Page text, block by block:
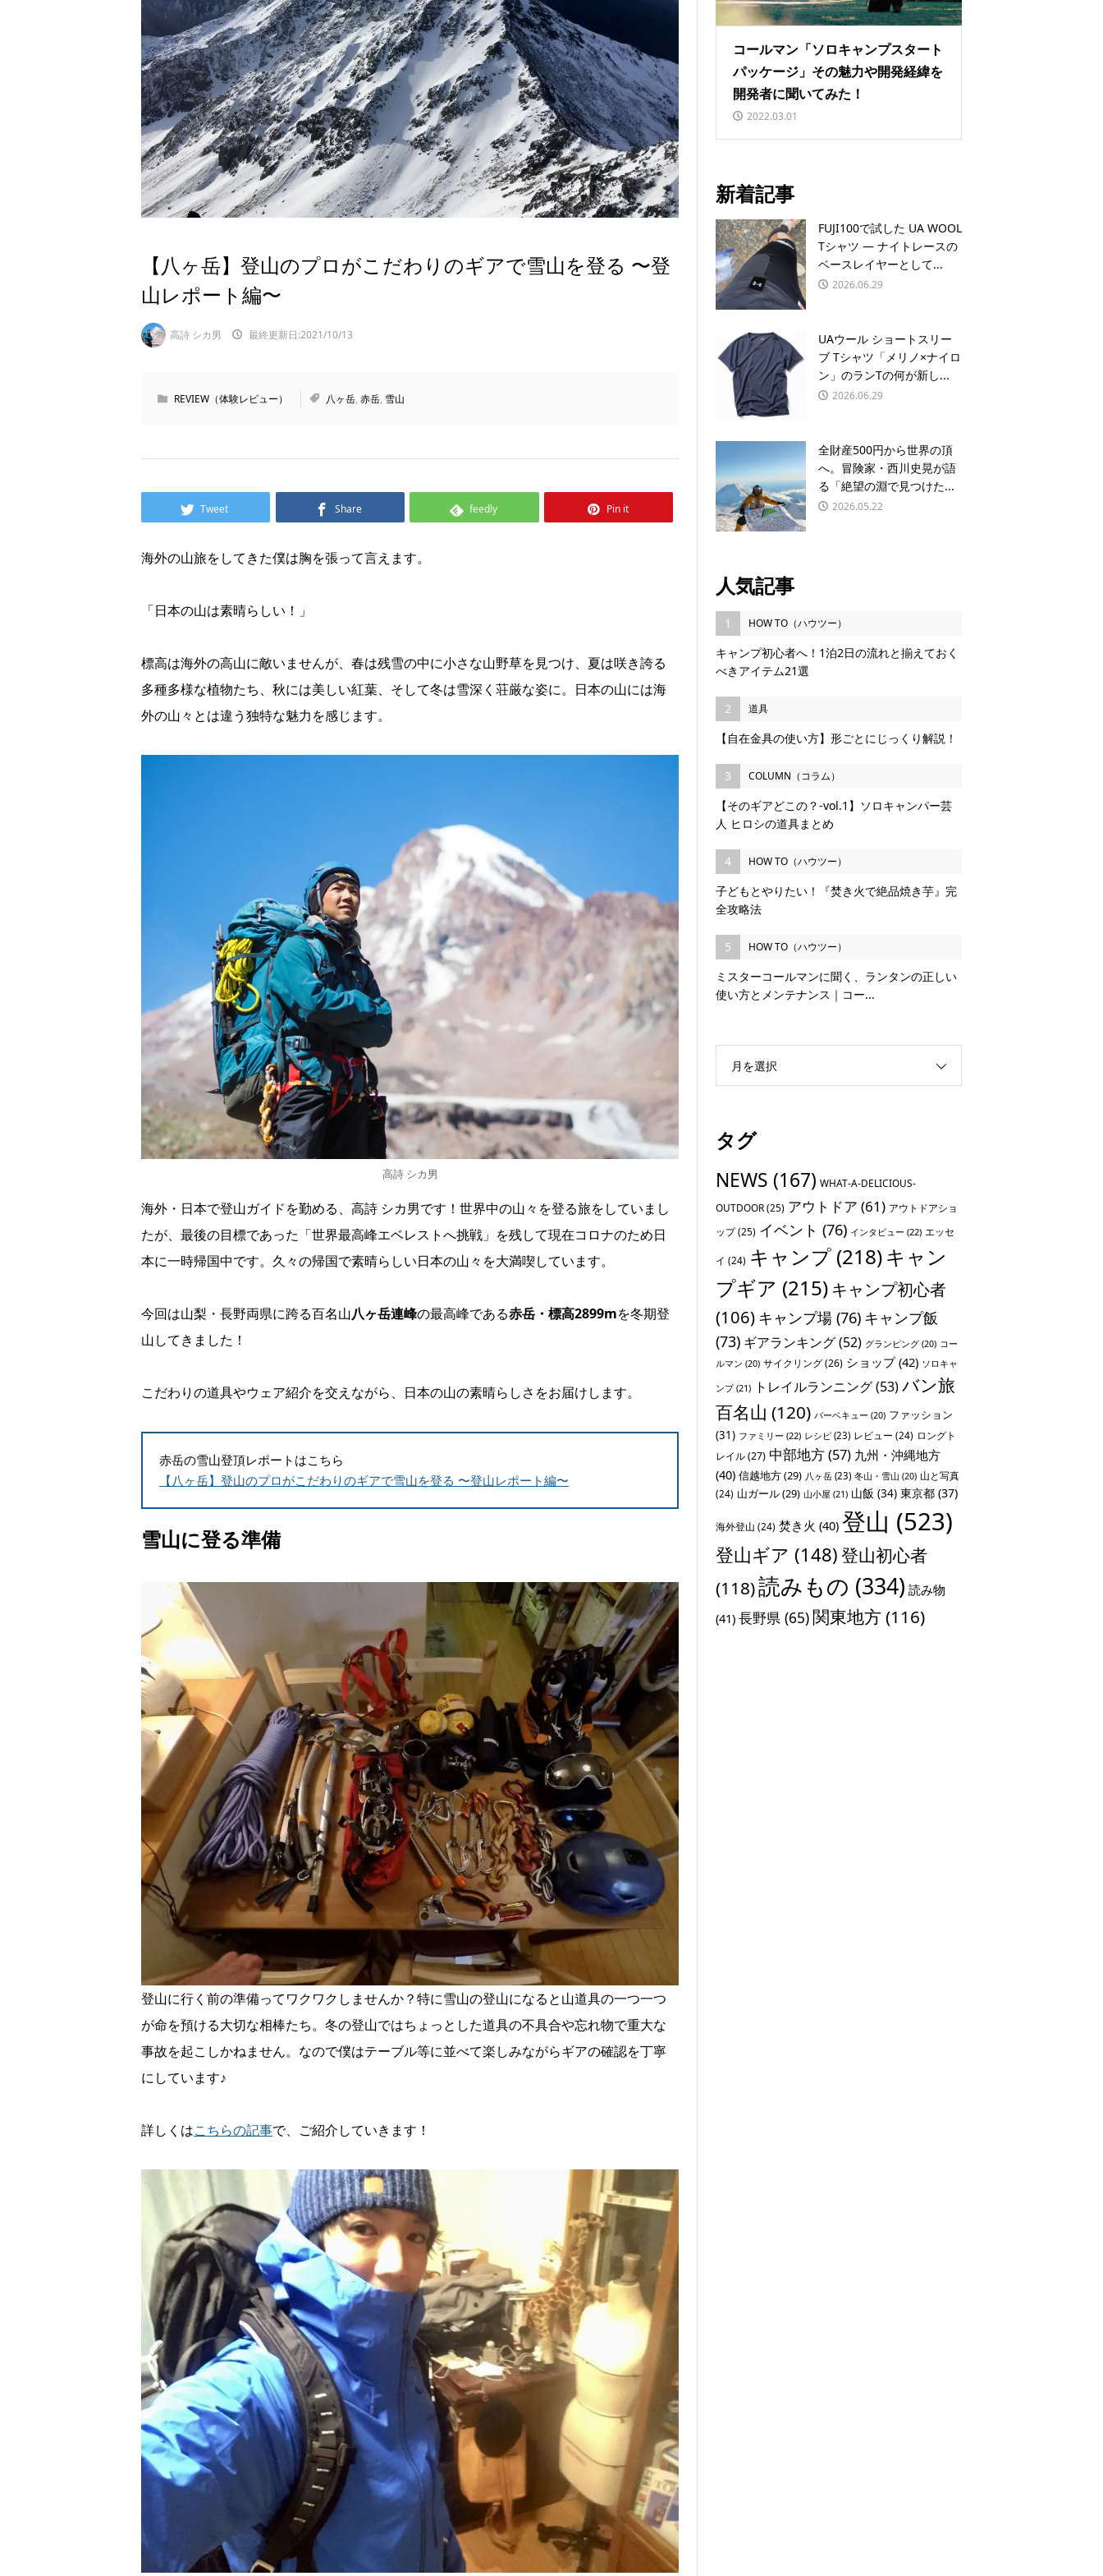
【八ヶ岳】登山のプロがこだわりのギアで雪山を登る 〜登
山レポート編〜
高詩 シカ男 最終更新日:2021/10/13
REVIEW（体験レビュー） 八ヶ岳, 赤岳, 雪山
Tweet Share feedly Pin it
海外の山旅をしてきた僕は胸を張って言えます。
「日本の山は素晴らしい！」
標高は海外の高山に敵いませんが、春は残雪の中に小さな山野草を見つけ、夏は咲き誇る
多種多様な植物たち、秋には美しい紅葉、そして冬は雪深く荘厳な姿に。日本の山には海
外の山々とは違う独特な魅力を感じます。
高詩 シカ男
海外・日本で登山ガイドを勤める、高詩 シカ男です！世界中の山々を登る旅をしていまし
たが、最後の目標であった「世界最高峰エベレストへ挑戦」を残して現在コロナのため日
本に一時帰国中です。久々の帰国で素晴らしい日本の山々を大満喫しています。
今回は山梨・長野両県に跨る百名山八ヶ岳連峰の最高峰である赤岳・標高2899mを冬期登
山してきました！
こだわりの道具やウェア紹介を交えながら、日本の山の素晴らしさをお届けします。
赤岳の雪山登頂レポートはこちら
【八ヶ岳】登山のプロがこだわりのギアで雪山を登る 〜登山レポート編〜
雪山に登る準備
登山に行く前の準備ってワクワクしませんか？特に雪山の登山になると山道具の一つ一つ
が命を預ける大切な相棒たち。冬の登山ではちょっとした道具の不具合や忘れ物で重大な
事故を起こしかねません。なので僕はテーブル等に並べて楽しみながらギアの確認を丁寧
にしています♪
詳しくはこちらの記事で、ご紹介していきます！
コールマン「ソロキャンプスタート
パッケージ」その魅力や開発経緯を
開発者に聞いてみた！
2022.03.01
新着記事
FUJI100で試した UA WOOL
Tシャツ — ナイトレースの
ベースレイヤーとして...
2026.06.29
UAウール ショートスリー
ブ Tシャツ「メリノ×ナイロ
ン」のランTの何が新し...
2026.06.29
全財産500円から世界の頂
へ。冒険家・西川史晃が語
る「絶望の淵で見つけた...
2026.05.22
人気記事
1 HOW TO（ハウツー）
キャンプ初心者へ！1泊2日の流れと揃えておく
べきアイテム21選
2 道具
【自在金具の使い方】形ごとにじっくり解説！
3 COLUMN（コラム）
【そのギアどこの？-vol.1】ソロキャンパー芸
人 ヒロシの道具まとめ
4 HOW TO（ハウツー）
子どもとやりたい！『焚き火で絶品焼き芋』完
全攻略法
5 HOW TO（ハウツー）
ミスターコールマンに聞く、ランタンの正しい
使い方とメンテナンス｜コー...
月を選択
タグ
NEWS (167) WHAT-A-DELICIOUS-
OUTDOOR(25) アウトドア (61) アウトドアショ
ップ(25) イベント (76) インタビュー (22) エッセ
イ (24) キャンプ (218)キャン
プギア (215) キャンプ初心者
(106) キャンプ場 (76) キャンプ飯
(73) ギアランキング(52) グランピング (20) コー
ルマン (20) サイクリング(26) ショップ(42) ソロキャ
ンプ(21) トレイルランニング(53)バン旅
百名山 (120) バーベキュー (20) ファッション
(31) ファミリー (22) レシピ (23) レビュー (24) ロングト
レイル(27) 中部地方(57) 九州・沖縄地方
(40) 信越地方(29) 八ヶ岳 (23) 冬山・雪山 (20) 山と写真
(24) 山ガール(29) 山小屋 (21) 山飯 (34) 東京都 (37)
海外登山 (24) 焚き火 (40) 登山 (523)
登山ギア (148)登山初心者
(118)読みもの (334) 読み物
(41) 長野県 (65)関東地方(116)